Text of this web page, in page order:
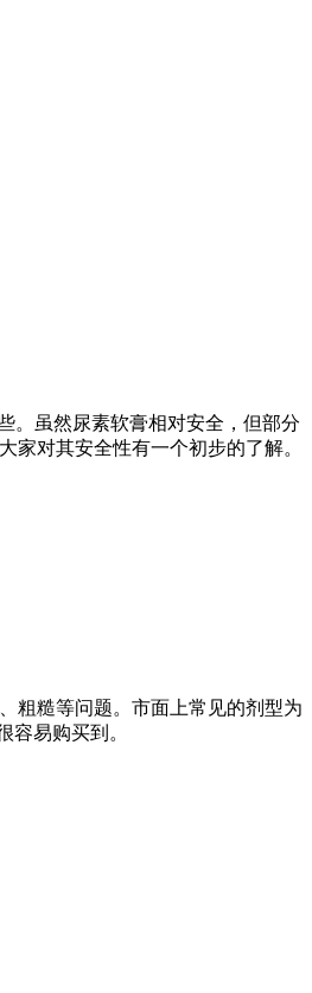
。虽然尿素软膏相对安全，但部分
家对其安全性有一个初步的了解。
粗糙等问题。市面上常见的剂型为
易购买到。